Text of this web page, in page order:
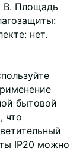
В. Площадь
нет.
бытовой
что
IP20 можно